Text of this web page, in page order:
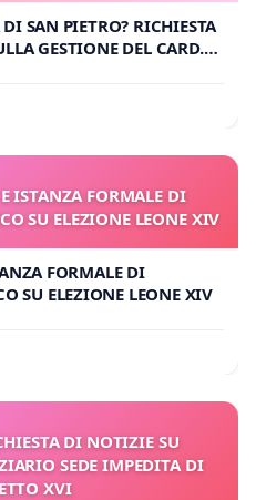
SAN PIETRO? RICHIESTA
GESTIONE DEL CARD.
ISTANZA FORMALE DI
SU ELEZIONE LEONE XIV
FORMALE DI
SU ELEZIONE LEONE XIV
DI NOTIZIE SU
SEDE IMPEDITA DI
XVI